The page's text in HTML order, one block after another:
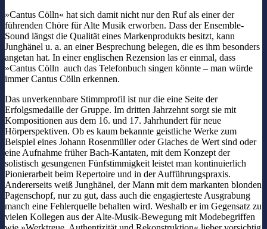
»Cantus Cölln« hat sich damit nicht nur den Ruf als einer der
führenden Chöre für Alte Musik erworben. Dass der Ensemble-
Sound längst die Qualität eines Markenprodukts besitzt, kann
Junghänel u. a. an einer Besprechung belegen, die es ihm besonders
angetan hat. In einer englischen Rezension las er einmal, dass
»Cantus Cölln auch das Telefonbuch singen könnte – man würde
immer Cantus Cölln erkennen.
Das unverkennbare Stimmprofil ist nur die eine Seite der
Erfolgsmedaille der Gruppe. Im dritten Jahrzehnt sorgt sie mit
Kompositionen aus dem 16. und 17. Jahrhundert für neue
Hörperspektiven. Ob es kaum bekannte geistliche Werke zum
Beispiel eines Johann Rosenmüller oder Giaches de Wert sind oder
eine Aufnahme früher Bach-Kantaten, mit dem Konzept der
solistisch gesungenen Fünfstimmigkeit leistet man kontinuierlich
Pionierarbeit beim Repertoire und in der Aufführungspraxis.
Andererseits weiß Junghänel, der Mann mit dem markanten blonden
Pagenschopf, nur zu gut, dass auch die engagierteste Ausgrabung
manch eine Fehlerquelle behalten wird. Weshalb er im Gegensatz zu
vielen Kollegen aus der Alte-Musik-Bewegung mit Modebegriffen